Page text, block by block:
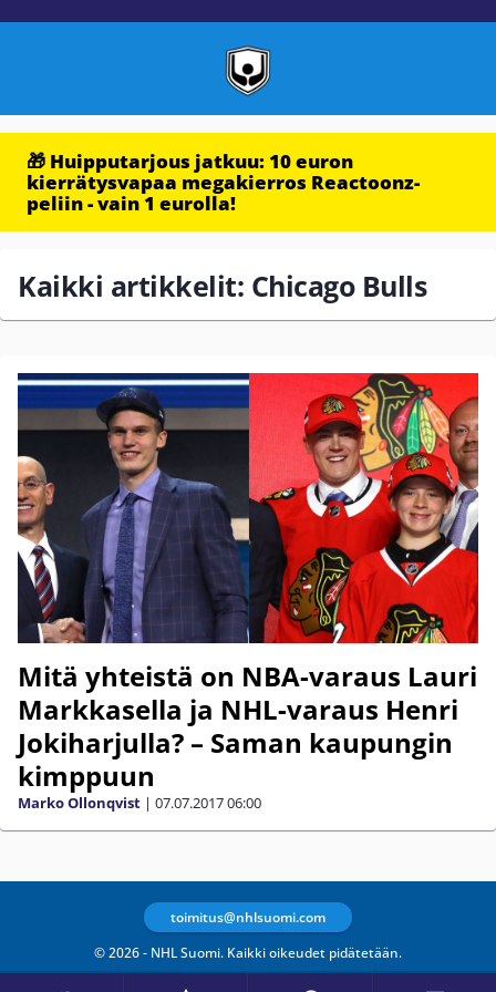
🎁 Huipputarjous jatkuu: 10 euron
kierrätysvapaa megakierros Reactoonz-
peliin - vain 1 eurolla!
Kaikki artikkelit: Chicago Bulls
Mitä yhteistä on NBA-varaus Lauri
Markkasella ja NHL-varaus Henri
Jokiharjulla? – Saman kaupungin
kimppuun
Marko Ollonqvist | 07.07.201706:00
© 2026 - NHL Suomi. Kaikki oikeudet pidätetään.
toimitus@nhlsuomi.com